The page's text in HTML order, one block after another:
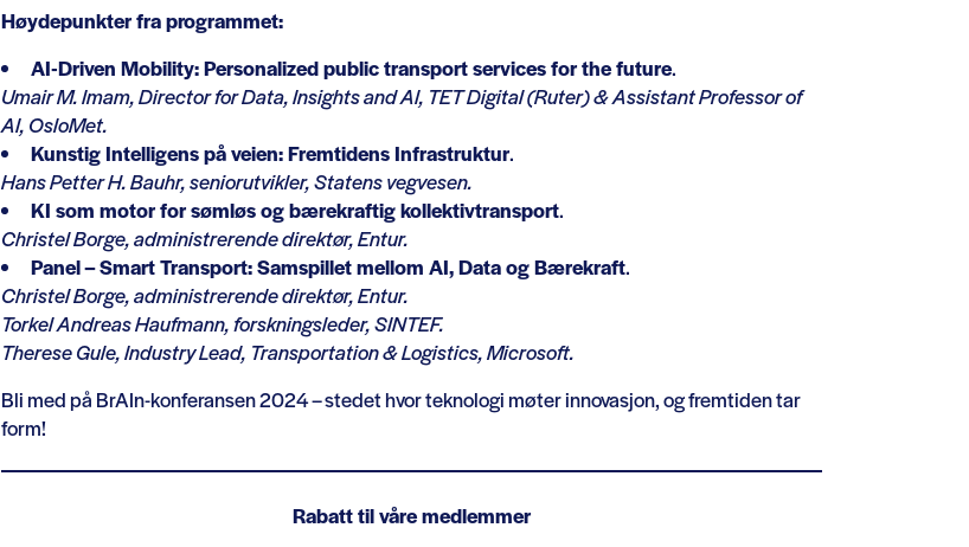
Høydepunkter fra programmet:
AI-Driven Mobility: Personalized public transport services for the future.
Umair M. Imam, Director for Data, Insights and AI, TET Digital (Ruter) & Assistant Professor of
AI, OsloMet.
Kunstig Intelligens på veien: Fremtidens Infrastruktur.
Hans Petter H. Bauhr, seniorutvikler, Statens vegvesen.
KI som motor for sømløs og bærekraftig kollektivtransport.
Christel Borge, administrerende direktør, Entur.
Panel – Smart Transport: Samspillet mellom AI, Data og Bærekraft.
Christel Borge, administrerende direktør, Entur.
Torkel Andreas Haufmann, forskningsleder, SINTEF.
Therese Gule, Industry Lead, Transportation & Logistics, Microsoft.
Bli med på BrAIn-konferansen 2024 – stedet hvor teknologi møter innovasjon, og fremtiden tar
form!
Rabatt til våre medlemmer